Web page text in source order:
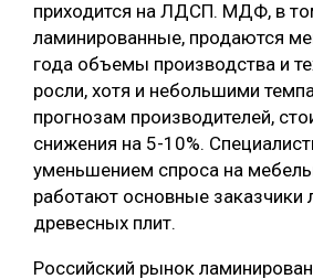
СУШКА ДРЕВЕСИНЫ
МЕБЕЛЬНОЕ ПРОИЗВОДСТВО
приходится на ЛДСП. МДФ, в
ламинированные, продаются
года объемы производства и
росли, хотя и небольшими
прогнозам производителей,
снижения на 5-10%.
уменьшением спроса на
работают основные заказчики
древесных плит.
Российский рынок